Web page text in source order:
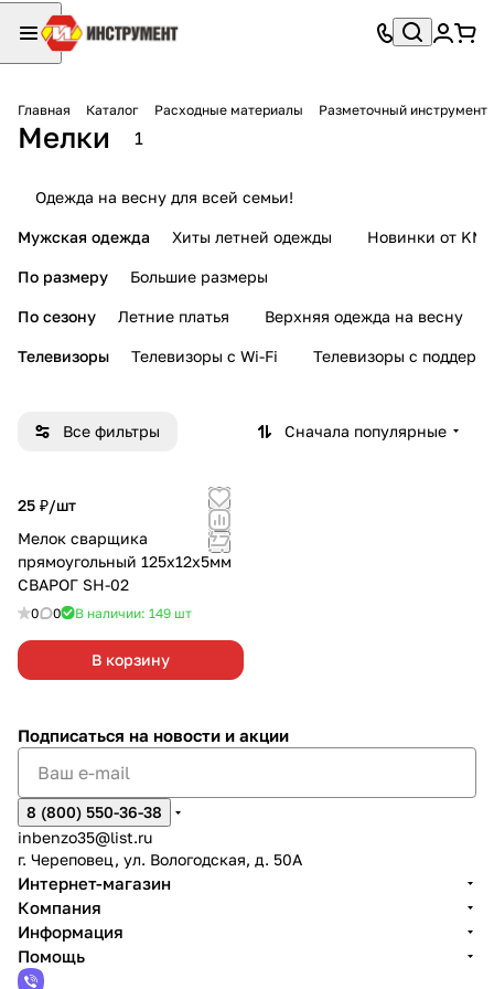
Главная Каталог Расходные материалы Разметочный инструмент
Мелки 1
Одежда на весну для всей семьи!
Мужская одежда Хиты летней одежды Новинки от KMI
По размеру Большие размеры
По сезону Летние платья Верхняя одежда на весну
Телевизоры Телевизоры с Wi-Fi Телевизоры с
Все фильтры Сначала популярные
25 ₽/шт
Мелок сварщика
прямоугольный 125х12х5мм
СВАРОГ SH-02
0 0 В наличии: 149 шт
В корзину
Подписаться на новости и акции
8 (800) 550-36-38
inbenzo35@list.ru
г. Череповец, ул. Вологодская, д. 50А
Интернет-магазин
Компания
Информация
Помощь